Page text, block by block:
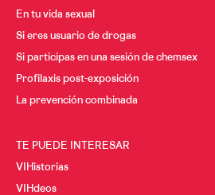
En tu vida sexual
Si eres usuario de drogas
Si participas en una sesión de chemsex
Profilaxis post-exposición
La prevención combinada
TE PUEDE INTERESAR
VIHistorias
VIHdeos